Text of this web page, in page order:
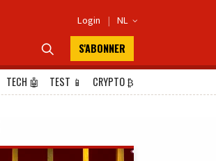
Login | NL 
 S'ABONNER
TECH 🤖 TEST 📱 CRYPTO₿